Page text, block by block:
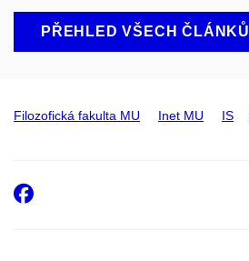
PŘEHLED VŠECH ČLÁNKŮ
Filozofická fakulta MU Inet MU IS
Facebook